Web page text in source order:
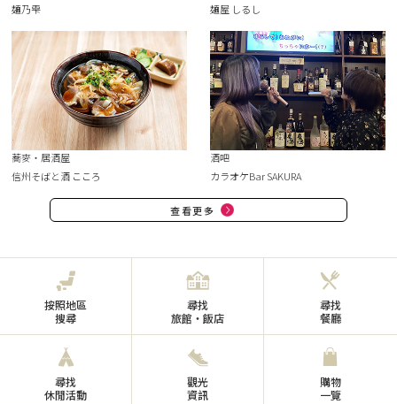
麺乃雫
麺屋 しるし
蕎麥・居酒屋
信州そばと酒 こころ
酒吧
カラオケBar SAKURA
查看更多
按照地區
搜尋
尋找
旅館・飯店
尋找
餐廳
尋找
休閒活動
觀光
資訊
購物
一覽